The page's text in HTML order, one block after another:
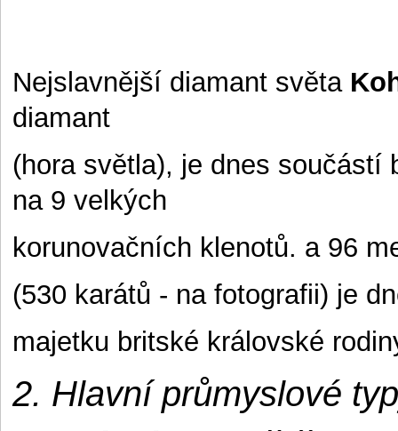
Nejslavnější diamant světa
diamant
(hora světla), je dnes součástí
na 9 velkých
korunovačních klenotů. a 96
(530 karátů - na fotografii) je
majetku britské královské
2. Hlavní průmyslové